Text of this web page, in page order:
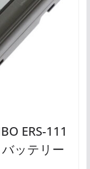
ERS-111
ッテリー